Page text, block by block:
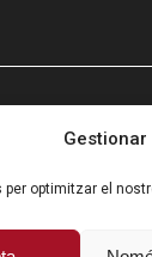
optimitzar el
y